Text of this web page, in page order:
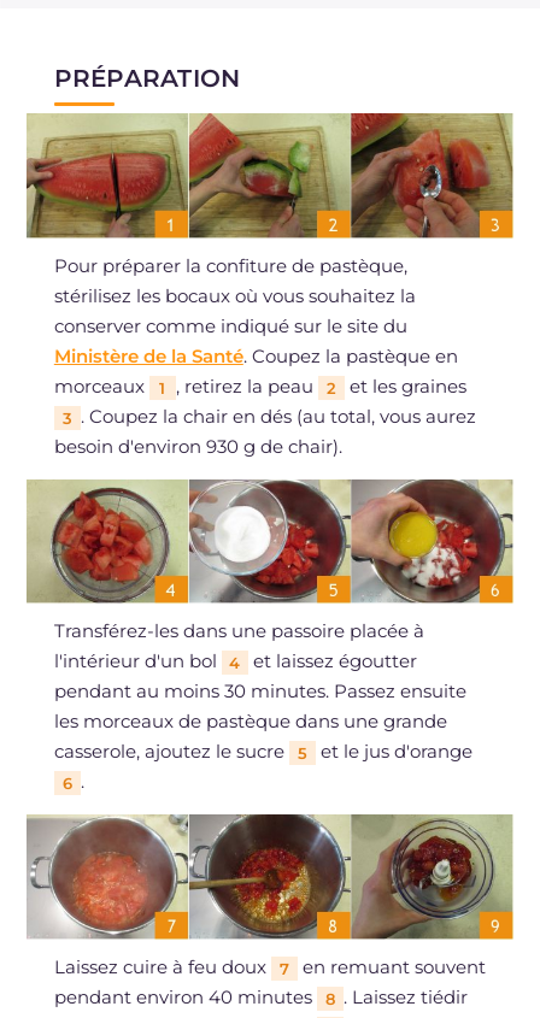
PRÉPARATION
Pour préparer la confiture de pastèque,
stérilisez les bocaux où vous souhaitez la
conserver comme indiqué sur le site du
Ministère de la Santé. Coupez la pastèque en
morceaux
1 , retirez la peau 2 et les graines
3 . Coupez la chair en dés (au total, vous aurez
besoin d'environ 930 g de chair).
Transférez-les dans une passoire placée à
l'intérieur d'un bol
4
et laissez égoutter
pendant au moins 30 minutes. Passez ensuite
les morceaux de pastèque dans une grande
casserole, ajoutez le sucre
5 et le jus d'orange
6 .
Laissez cuire à feu doux 7
en remuant souvent
pendant environ 40 minutes
8 . Laissez tiédir